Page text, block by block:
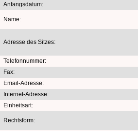
Anfangsdatum:
Name:
Adresse des Sitzes:
Telefonnummer:
Fax:
Email-Adresse:
Internet-Adresse:
Einheitsart:
Rechtsform: